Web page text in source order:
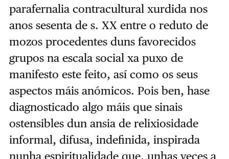
parafernalia contracultural xurdida nos
anos sesenta de s. XX entre o reduto de
mozos procedentes duns favorecidos
grupos na escala social xa puxo de
manifesto este feito, así como os seus
aspectos máis anómicos. Pois ben, hase
diagnosticado algo máis que sinais
ostensibles dun ansia de relixiosidade
informal, difusa, indefinida, inspirada
nunha espiritualidade que, unhas veces a